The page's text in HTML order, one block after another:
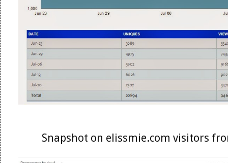
Snapshot on elissmie.com visitors